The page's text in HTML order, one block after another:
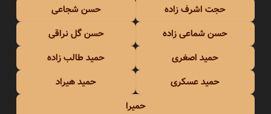
حجت اشرف زاده
حسن شجاعی
حسن شماعی زاده
حسن گل نراقی
حمید اصغری
حمید طالب زاده
حمید عسکری
حمید هیراد
حمیرا